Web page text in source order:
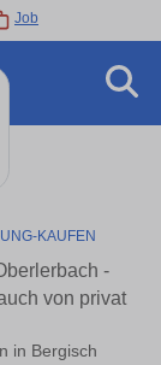
Job
KAUFEN
-
von privat
in Bergisch